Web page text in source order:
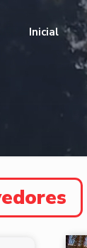
Inicial